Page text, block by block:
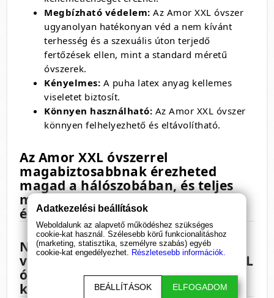
Megbízható védelem: Az Amor XXL óvszer
ugyanolyan hatékonyan véd a nem kívánt
terhesség és a szexuális úton terjedő
fertőzések ellen, mint a standard méretű
óvszerek.
Kényelmes: A puha latex anyag kellemes
viseletet biztosít.
Könnyen használható: Az Amor XXL óvszer
könnyen felhelyezhető és eltávolítható.
Az Amor XXL óvszerrel
magabiztosabbnak érezheted
magad a hálószobában, és teljes
mértékben élvezheted a szerelmi
élményeket. Próbáld ki még ma!
Ne hagyd, hogy a méret
visszatartson! Válaszd az Amor XXL
óvszert, és élvezd a szerelmet
korlátok nélkül!
Adatkezelési beállítások
Weboldalunk az alapvető működéshez szükséges
cookie-kat használ. Szélesebb körű funkcionalitáshoz
(marketing, statisztika, személyre szabás) egyéb
cookie-kat engedélyezhet. Részletesebb információk.
BEÁLLÍTÁSOK ELFOGADOM